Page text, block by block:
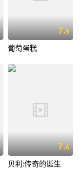
7.9
葡萄蛋糕
7.6
贝利:传奇的诞生